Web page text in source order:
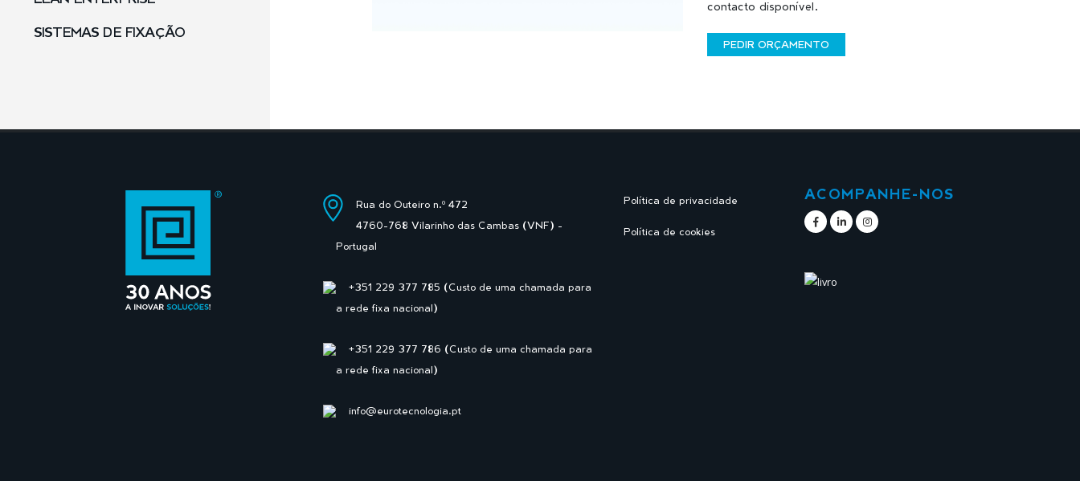
SISTEMAS DE FIXAÇÃO
contacto disponível.
PEDIR ORÇAMENTO
Rua do Outeiro n.º 472
4760-768 Vilarinho das Cambas (VNF) -
Portugal
+351 229 377 785 (Custo de uma chamada para
a rede fixa nacional)
+351 229 377 786 (Custo de uma chamada para
a rede fixa nacional)
info@eurotecnologia.pt
Política de privacidade
Política de cookies
ACOMPANHE-NOS